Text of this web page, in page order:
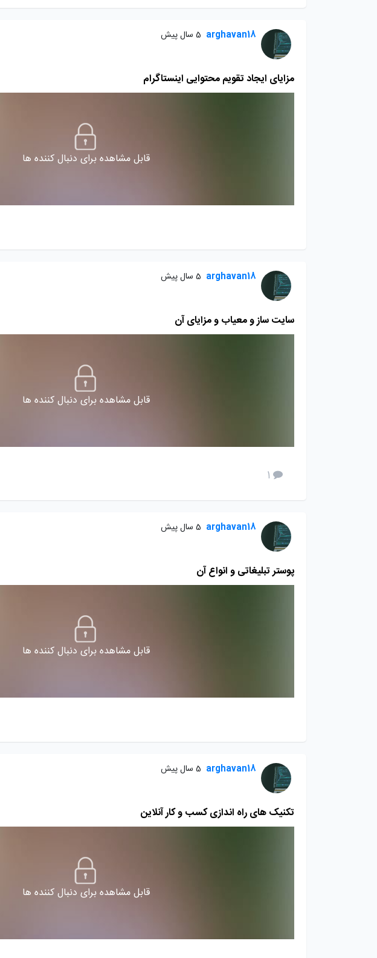
arghavan18 5 سال پیش
مزایای ایجاد تقویم محتوایی اینستاگرام
قابل مشاهده برای دنبال کننده ها
arghavan18 5 سال پیش
سایت ساز و معیاب و مزایای آن
قابل مشاهده برای دنبال کننده ها
1
arghavan18 5 سال پیش
پوستر تبلیغاتی و انواع آن
قابل مشاهده برای دنبال کننده ها
arghavan18 5 سال پیش
تکنیک های راه اندازی کسب و کار آنلاین
قابل مشاهده برای دنبال کننده ها